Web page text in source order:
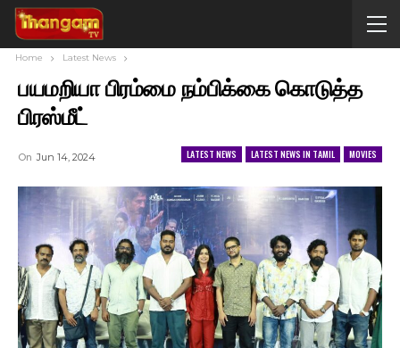
Home Latest News
பயமறியா பிரம்மை நம்பிக்கை கொடுத்த
பிரஸ்மீட்
LATEST NEWS LATEST NEWS IN TAMIL MOVIES
On Jun 14, 2024